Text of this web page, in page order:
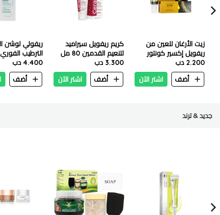
زيت الأرغان للعين من
ريفويل إكسير كونتور
المنعش 25 مل
2.200 دب
أضف
اشتر الآن
كريم ريفويل سيراميد
لتنعيم القدمين 80 مل
3.300 دب
أضف
اشتر الآن
ريفولي لوشن
الترطيب الفوري -
4.400 دب
أضف
جديد & ترند